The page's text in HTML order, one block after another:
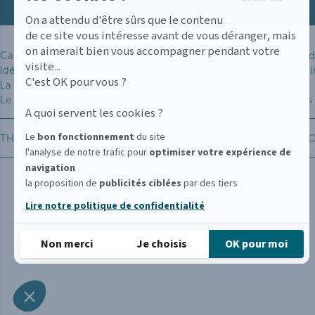
On a attendu d'être sûrs que le contenu
de ce site vous intéresse avant de vous déranger, mais
on aimerait bien vous accompagner pendant votre
visite...
C'est OK pour vous ?
A quoi servent les cookies ?
Le bon fonctionnement du site
l'analyse de notre trafic pour optimiservotre expérience de
navigation
la proposition de publicités ciblées par des tiers
Lire notre politique de confidentialité
Non merci Je choisis OK pour moi
Plateforme de Gestion du Consentement : Personnalisez
Notre plateforme vous permet d'adapter et de gérer
Carte des soins
Idées cadeaux
La VILLA THALGO
Le Club
Politique
Mentions
CGV
THALGO